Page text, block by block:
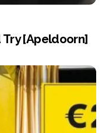
Try [Apeldoorn]